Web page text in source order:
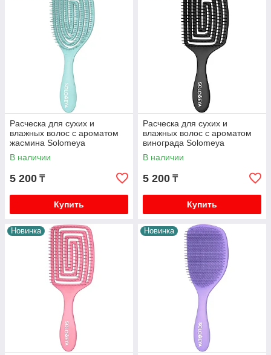
Расческа для сухих и
влажных волос с ароматом
жасмина Solomeya
В наличии
5 200 ₸
Купить
Расческа для сухих и
влажных волос с ароматом
винограда Solomeya
В наличии
5 200 ₸
Купить
Новинка Новинка